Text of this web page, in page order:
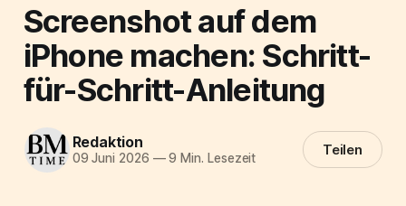
Screenshot auf dem
iPhone machen: Schritt-
für-Schritt-Anleitung
Redaktion
09 Juni 2026 —9 Min. Lesezeit Teilen